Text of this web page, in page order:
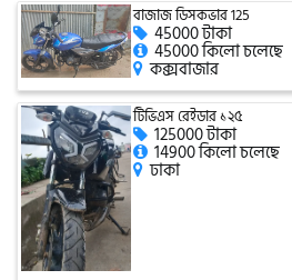
অ্যাটলাস জংশেন
পিএইচপি (PHP)
জিপিএক্স (GPX)
বাজাজ ডিসকভার 125
45000 টাকা
45000 কিলো চলেছে
কক্সবাজার
টিভিএস রেইডার ১২৫
125000 টাকা
14900 কিলো চলেছে
ঢাকা